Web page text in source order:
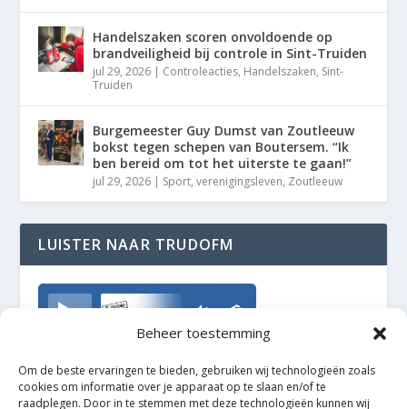
Beheer toestemming
Om de beste ervaringen te bieden, gebruiken wij technologieën zoals
cookies om informatie over je apparaat op te slaan en/of te
raadplegen. Door in te stemmen met deze technologieën kunnen wij
Handelszaken scoren onvoldoende op
brandveiligheid bij controle in Sint-Truiden
jul 29, 2026 | Controleacties, Handelszaken, Sint-
Truiden
Burgemeester Guy Dumst van Zoutleeuw
bokst tegen schepen van Boutersem. “Ik
ben bereid om tot het uiterste te gaan!”
jul 29, 2026 | Sport,verenigingsleven, Zoutleeuw
LUISTER NAAR TRUDOFM
TrudoFM